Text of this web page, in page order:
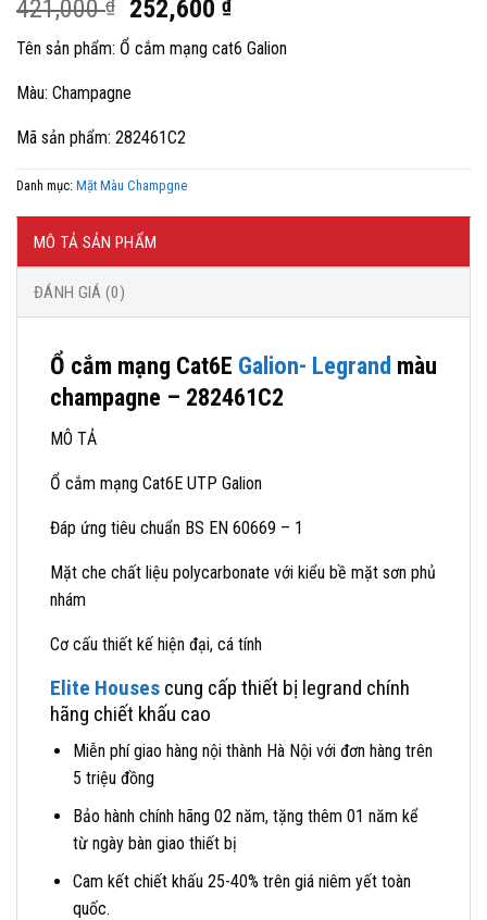
421,000₫
Giá
gốc
là:
421,000 ₫.
252,600₫Giá
hiện
tại
Tên sản phẩm: Ổ cắm mạng cat6 Galion
Màu: Champagne
Mã sản phẩm: 282461C2
Danh mục: Mặt Màu Champgne
MÔ TẢ SẢN PHẨM
ĐÁNH GIÁ (0)
Ổ cắm mạng Cat6E Galion- Legrand màu
champagne – 282461C2
MÔ TẢ
Ổ cắm mạng Cat6E UTP Galion
Đáp ứng tiêu chuẩn BS EN 60669 – 1
Mặt che chất liệu polycarbonate với kiểu bề mặt sơn phủ
nhám
Cơ cấu thiết kế hiện đại, cá tính
Elite Houses cung cấp thiết bị legrand chính
hãng chiết khấu cao
Miễn phí giao hàng nội thành Hà Nội với đơn hàng trên
5 triệu đồng
Bảo hành chính hãng 02 năm, tặng thêm 01 năm kể
từ ngày bàn giao thiết bị
Cam kết chiết khấu 25-40% trên giá niêm yết toàn
quốc.